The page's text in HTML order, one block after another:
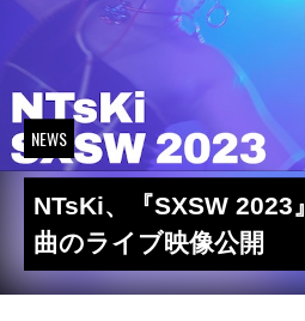
NEWS
NTsKi、『SXSW 2023
曲のライブ映像公開